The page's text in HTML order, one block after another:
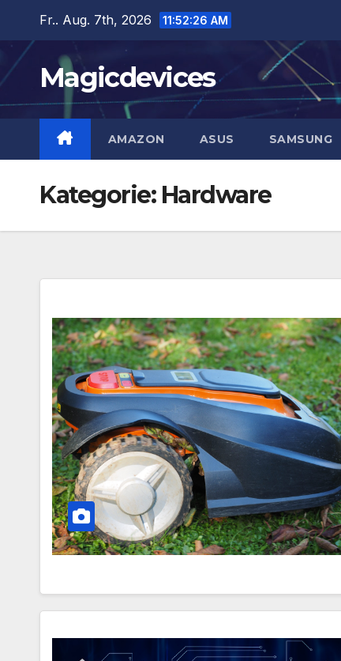
springen
Fr.. Aug. 7th, 2026 11:52:27 AM
Magicdevices
AMAZON ASUS SAMSUNG
Kategorie: Hardware